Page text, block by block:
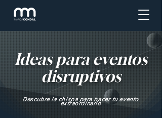
Ideas para eventos
disruptivos
Descubre la chispa para hacer tu evento
extraordinario